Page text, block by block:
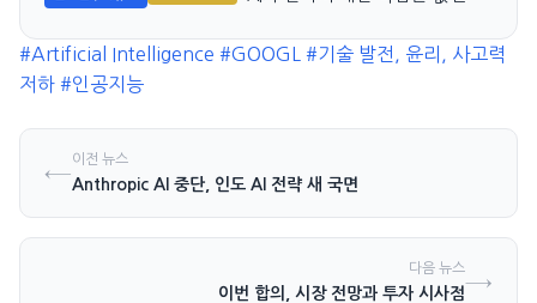
#Artificial Intelligence #GOOGL
#기술 발전, 윤리, 사고력
저하 #인공지능
←이전 뉴스
Anthropic AI 중단, 인도 AI 전략 새 국면
다음 뉴스
이번 합의, 시장 전망과 투자 시사점→